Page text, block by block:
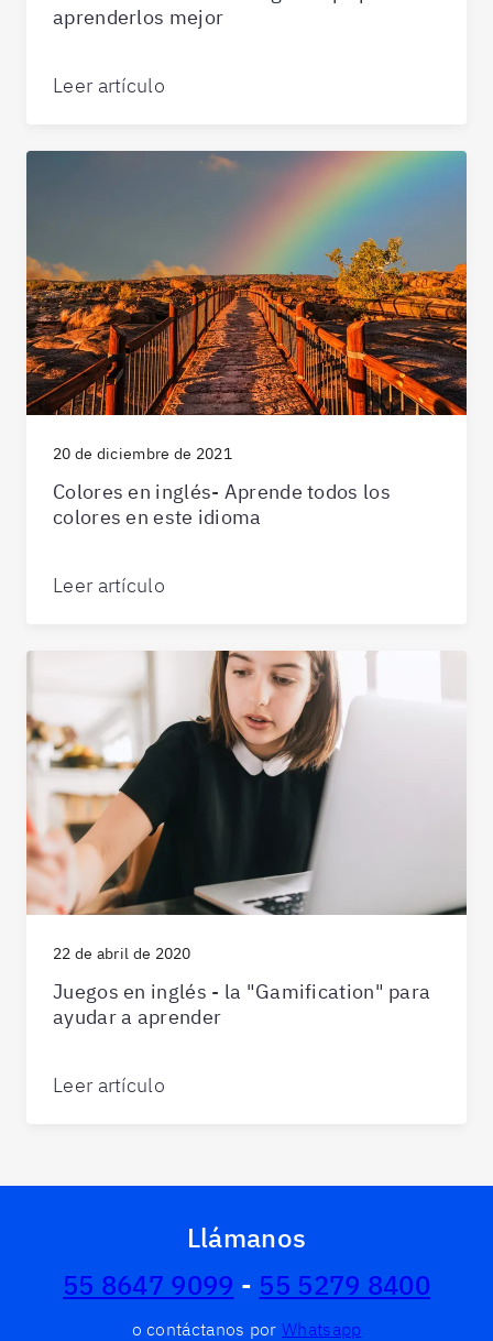
aprenderlos mejor
Leer artículo
20 de diciembre de 2021
Colores en inglés- Aprende todos los
colores en este idioma
Leer artículo
22 de abril de 2020
Juegos en inglés - la "Gamification" para
ayudar a aprender
Leer artículo
Llámanos
55 8647 9099 - 55 5279 8400
o contáctanos por Whatsapp